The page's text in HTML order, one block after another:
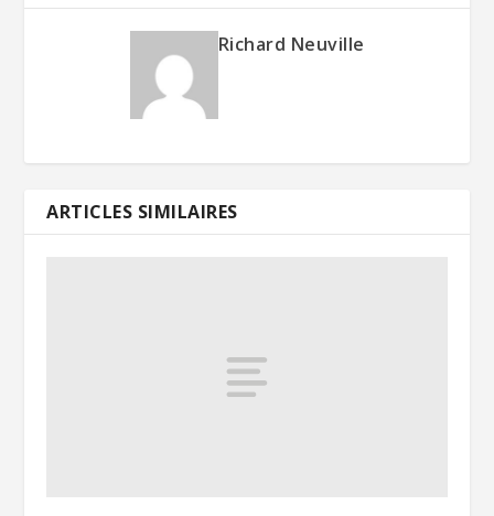
Richard Neuville
ARTICLES SIMILAIRES